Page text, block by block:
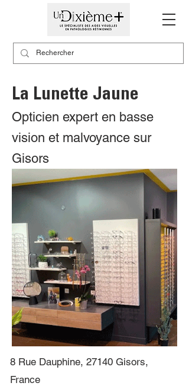
La Lunette Jaune
Opticien expert en basse
vision et malvoyance sur
Gisors
8 Rue Dauphine, 27140 Gisors,
France